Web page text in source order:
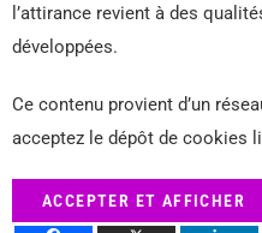
l’attirance revient à des
développées.
Ce contenu provient d’un
acceptez le dépôt de cookies
ACCEPTER ET AFFICHER